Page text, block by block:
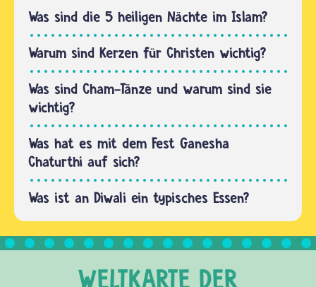
Schuhe
ausziehen.
Am
Eingang
steht in
der Regel
ein Regal
für sie…
Was sind die 5 heiligen Nächte im Islam?
Warum sind Kerzen für Christen wichtig?
Was sind Cham-Tänze und warum sind sie
wichtig?
Was hat es mit dem Fest Ganesha
Chaturthi auf sich?
Was ist an Diwali ein typisches Essen?